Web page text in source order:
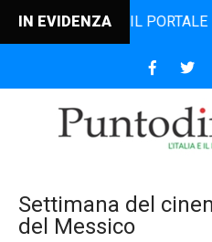
IN EVIDENZAIL PORTALE
Settimana del
del Messico